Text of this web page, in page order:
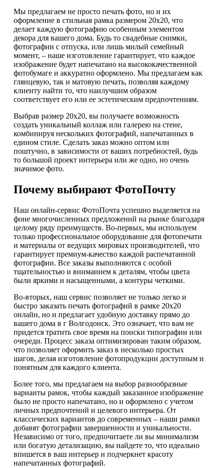
Мы предлагаем не просто печать фото, но и их
оформление в стильная рамка размером 20х20, что
делает каждую фотографию особенным элементом
декора для вашего дома. Будь то свадебные снимки,
фотографии с отпуска, или лишь милый семейный
момент, – наше изготовление гарантирует, что каждое
изображение будет напечатано на высококачественной
фотобумаге и аккуратно оформлено. Мы предлагаем как
глянцевую, так и матовую печать, позволяя каждому
клиенту найти то, что наилучшим образом
соответствует его или ее эстетическим предпочтениям.
Выбрав размер 20х20, вы получаете возможность
создать уникальный коллаж или галерею на стене,
комбинируя нескольких фотографий, напечатанных в
едином стиле. Сделать заказ можно оптом или
поштучно, в зависимости от ваших потребностей, будь
то большой проект интерьера или же одно, но очень
значимое фото.
Почему выбирают ФотоПочту
Наш онлайн-сервис ФотоПочта успешно выделяется на
фоне многочисленных предложений на рынке благодаря
целому ряду преимуществ. Во-первых, мы используем
только профессиональное оборудование для фотопечати
и материалы от ведущих мировых производителей, что
гарантирует премиум-качество каждой распечатанной
фотографии. Все заказы выполняются с особой
тщательностью и вниманием к деталям, чтобы цвета
были яркими и насыщенными, а контуры четкими.
Во-вторых, наш сервис позволяет не только легко и
быстро заказать печать фотографий в рамке 20х20
онлайн, но и предлагает удобную доставку прямо до
вашего дома в г Волгодонск. Это означает, что вам не
придется тратить свое время на поиски типографии или
очереди. Процесс заказа оптимизирован таким образом,
что позволяет оформить заказ в несколько простых
шагов, делая изготовление фотопродукции доступным и
понятным для каждого клиента.
Более того, мы предлагаем на выбор разнообразные
варианты рамок, чтобы каждый заказанное изображение
было не просто напечатано, но и оформлено с учетом
личных предпочтений и целевого интерьера. От
классических вариантов до современных – наши рамки
добавят фотографии завершенности и уникальности.
Независимо от того, предпочитаете ли вы минимализм
или богатую детализацию, вы найдете то, что идеально
впишется в ваш интерьер и подчеркнет красоту
напечатанных фотографий.